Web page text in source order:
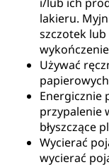
i/lub ich
lakieru.
szczotek
Używać
Energicznie
przypalenie
błyszczące
Wycierać
wycierać